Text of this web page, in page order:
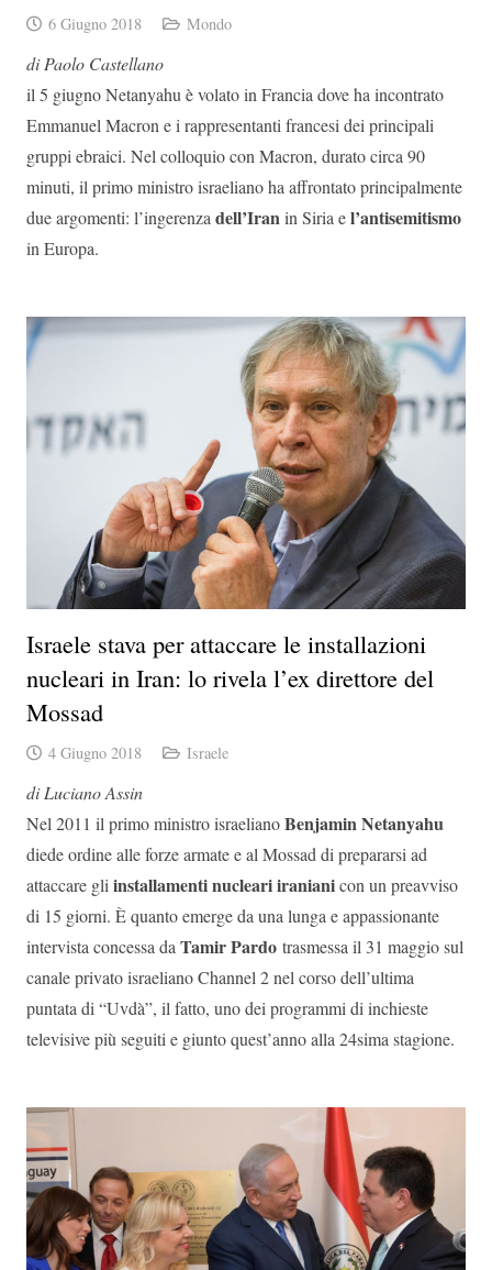
6 Giugno 2018 Mondo
di Paolo Castellano
il 5 giugno Netanyahu è volato in Francia dove ha incontrato
Emmanuel Macron e i rappresentanti francesi dei principali
gruppi ebraici. Nel colloquio con Macron, durato circa 90
minuti, il primo ministro israeliano ha affrontato principalmente
due argomenti: l’ingerenza dell’Iran in Siria el’antisemitismo
in Europa.
Israele stava per attaccare le installazioni
nucleari in Iran: lo rivela l’ex direttore del
Mossad
4 Giugno 2018 Israele
di Luciano Assin
Nel 2011 il primo ministro israelianoBenjamin Netanyahu
diede ordine alle forze armate e al Mossad di prepararsi ad
attaccare gliinstallamenti nucleari iranianicon un preavviso
di 15 giorni. È quanto emerge da una lunga e appassionante
intervista concessa daTamir Pardo trasmessa il 31 maggio sul
canale privato israeliano Channel 2 nel corso dell’ultima
puntata di “Uvdà”, il fatto, uno dei programmi di inchieste
televisive più seguiti e giunto quest’anno alla 24sima stagione.